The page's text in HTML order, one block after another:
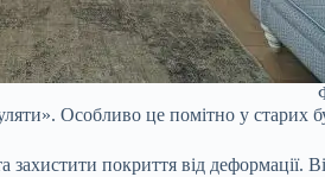
Особливо це помітно у старих
покриття від деформації.